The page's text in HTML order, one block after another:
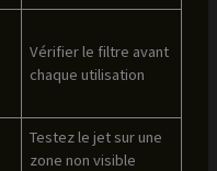
Vérifier le filtre avant
chaque utilisation
Testez le jet sur une
zone non visible